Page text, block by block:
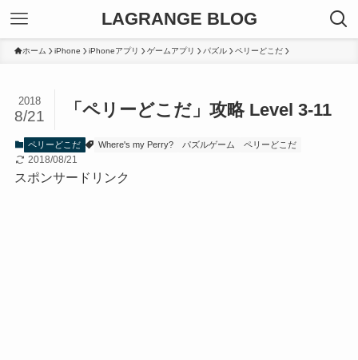
LAGRANGE BLOG
ホーム iPhone iPhoneアプリ ゲームアプリ パズル ペリーどこだ
「ペリーどこだ」攻略 Level 3-11
2018
8/21
ペリーどこだ Where's my Perry? パズルゲーム ペリーどこだ
2018/08/21
スポンサードリンク